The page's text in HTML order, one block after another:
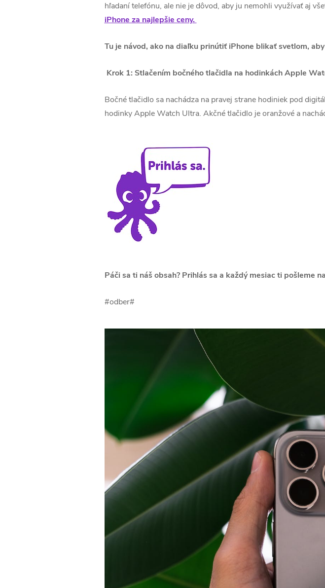
hľadaní telefónu, ale nie je dôvod, aby ju nemohli využívať aj
iPhone za najlepšie ceny.
Tu je návod, ako na diaľku prinútiť iPhone blikať svetlom,
Krok 1: Stlačením bočného tlačidla na hodinkách Apple
Bočné tlačidlo sa nachádza na pravej strane hodiniek pod
hodinky Apple Watch Ultra. Akčné tlačidlo je oranžové a
Páči sa ti náš obsah? Prihlás sa a každý mesiac ti pošleme
#odber#